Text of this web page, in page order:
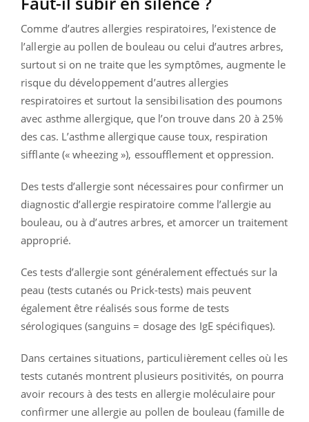
Comme d’autres allergies respiratoires, l’existence de
l’allergie au pollen de bouleau ou celui d’autres arbres,
surtout si on ne traite que les symptômes, augmente le
risque du développement d’autres allergies
respiratoires et surtout la sensibilisation des poumons
avec asthme allergique, que l’on trouve dans 20 à 25%
des cas. L’asthme allergique cause toux, respiration
sifflante (« wheezing »), essoufflement et oppression.
Des tests d’allergie sont nécessaires pour confirmer un
diagnostic d’allergie respiratoire comme l’allergie au
bouleau, ou à d’autres arbres, et amorcer un traitement
approprié.
Ces tests d’allergie sont généralement effectués sur la
peau (tests cutanés ou Prick-tests) mais peuvent
également être réalisés sous forme de tests
sérologiques (sanguins = dosage des IgE spécifiques).
Dans certaines situations, particulièrement celles où les
tests cutanés montrent plusieurs positivités, on pourra
avoir recours à des tests en allergie moléculaire pour
confirmer une allergie au pollen de bouleau (famille de